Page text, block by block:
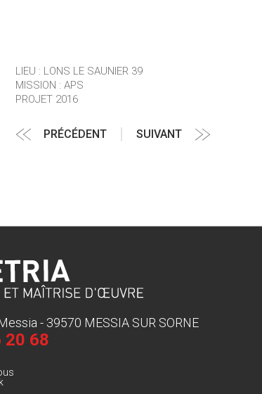
LIEU : LONS LE SAUNIER 39
MISSION : APS
PROJET 2016
Article
PRÉCÉDENT
Article
SUIVANT
- 39570 MESSIA SUR SORNE
20 68